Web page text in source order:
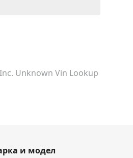
Unknown Vin Lookup
и модел